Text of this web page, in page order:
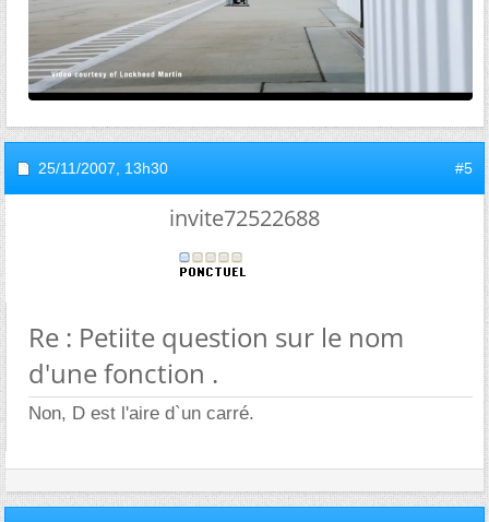
25/11/2007, 13h30 #5
invite72522688
Re : Petiite question sur le nom
d'une fonction .
Non, D est l'aire d`un carré.